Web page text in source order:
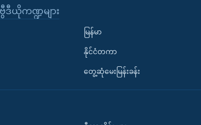
ယိုကဏ္ဍများ
မြန်မာ
နိုင်ငံတကာ
တွေ့ဆုံမေးမြန်းခန်း